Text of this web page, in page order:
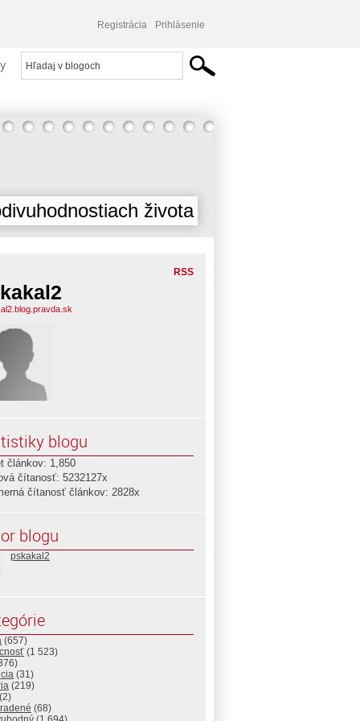
Registrácia Prihlásenie
života
RSS
blogu
článkov: 1,850
čítanosť: 5232127x
čítanosť článkov: 2828x
blogu
pskakal2
(657)
(1 523)
(31)
(219)
(68)